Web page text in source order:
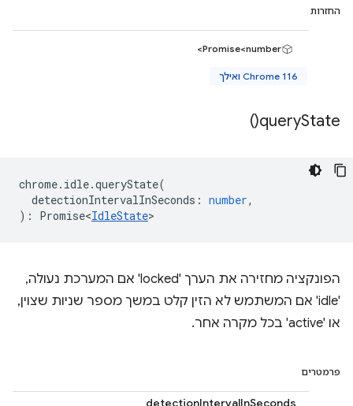
החזרות
Promise<number>
Chrome 116 ואילך
queryState(
)
chrome. idle.queryState(
detectionIntervalInSeconds : number,
) : Promise<IdleState>
הפונקציה מחזירה את הערך 'locked' אם המערכת נעולה,
'idle' אם המשתמש לא הזין קלט במשך מספר שניות שצוין,
או 'active' בכל מקרה אחר.
פרמטרים
detectionIntervalInSeconds